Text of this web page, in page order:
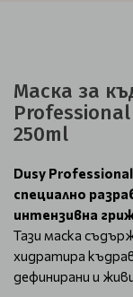
Маска за
250ml
Dusy
специално
интензивна
Тази маска
хидратира
дефинирани и